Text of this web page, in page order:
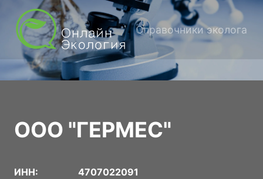
Справочники эколога
ООО "ГЕРМЕС"
ИНН:
4707022091